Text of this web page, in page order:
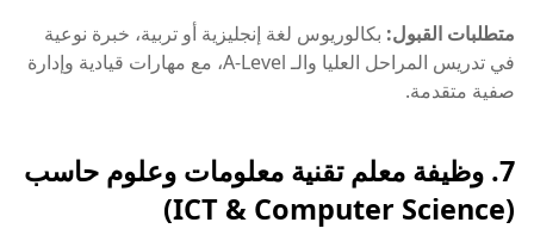
متطلبات القبول: بكالوريوس لغة إنجليزية أو تربية، خبرة نوعية
في تدريس المراحل العليا والـ A-Level، مع مهارات قيادية وإدارة
صفية متقدمة.
7. وظيفة معلم تقنية معلومات وعلوم حاسب
(ICT & Computer Science)